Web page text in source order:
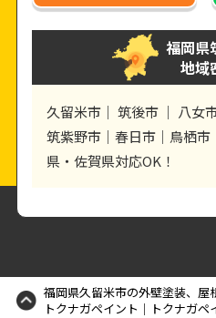
福岡県
地域
久留米市｜ 筑後市 ｜ 八女
筑紫野市｜春日市｜鳥栖
県・佐賀県対応OK！
福岡県久留米市の外壁塗装、屋
トクナガペイント｜トクナガペ